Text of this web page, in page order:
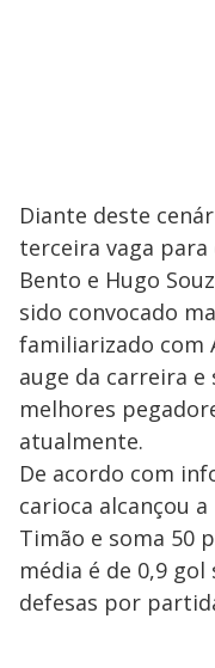
Diante deste
terceira vaga
Bento e Hugo
sido convocado
familiarizado com
auge da carreira e
melhores
atualmente.
De acordo com
carioca alcançou
Timão e soma 50
média é de 0,9
defesas por